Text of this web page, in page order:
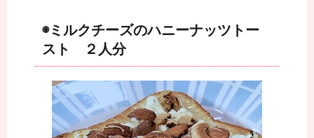
◉ミルクチーズのハニーナッツトー
スト ２人分